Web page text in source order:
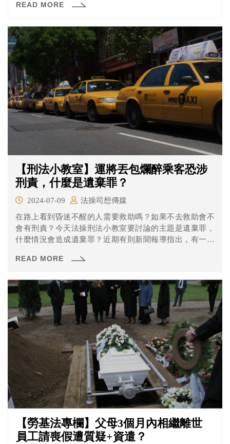
意見吧！
READ MORE
【刑法小教室】運將丟包爛醉乘客恐涉
刑責，什麼是遺棄罪？
2024-07-09
法操司想傳媒
在路上看到昏迷不醒的人需要救助嗎？如果不去救助會不
會有刑責？今天法操刑法小教室要討論的主題是遺棄罪，
什麼情況會造成遺棄罪？近期有則新聞報導指出，有一名
湖區時，因認林有蓄意攻擊行為，竟在馬路上將林丟包，
遺棄罪，但考量陳坦承犯行，給予緩起訴機會，條件是向
公庫支付3萬元。
READ MORE
【勞基法專欄】父母3個月內相繼離世
員工請喪假遭質疑+資遣？